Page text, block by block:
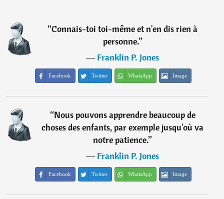
“Connais-toi toi-même et n'en dis rien à
personne.”
―Franklin P. Jones
Facebook Twitter WhatsApp Image
“Nous pouvons apprendre beaucoup de
choses des enfants, par exemple jusqu'où va
notre patience.”
―Franklin P. Jones
Facebook Twitter WhatsApp Image